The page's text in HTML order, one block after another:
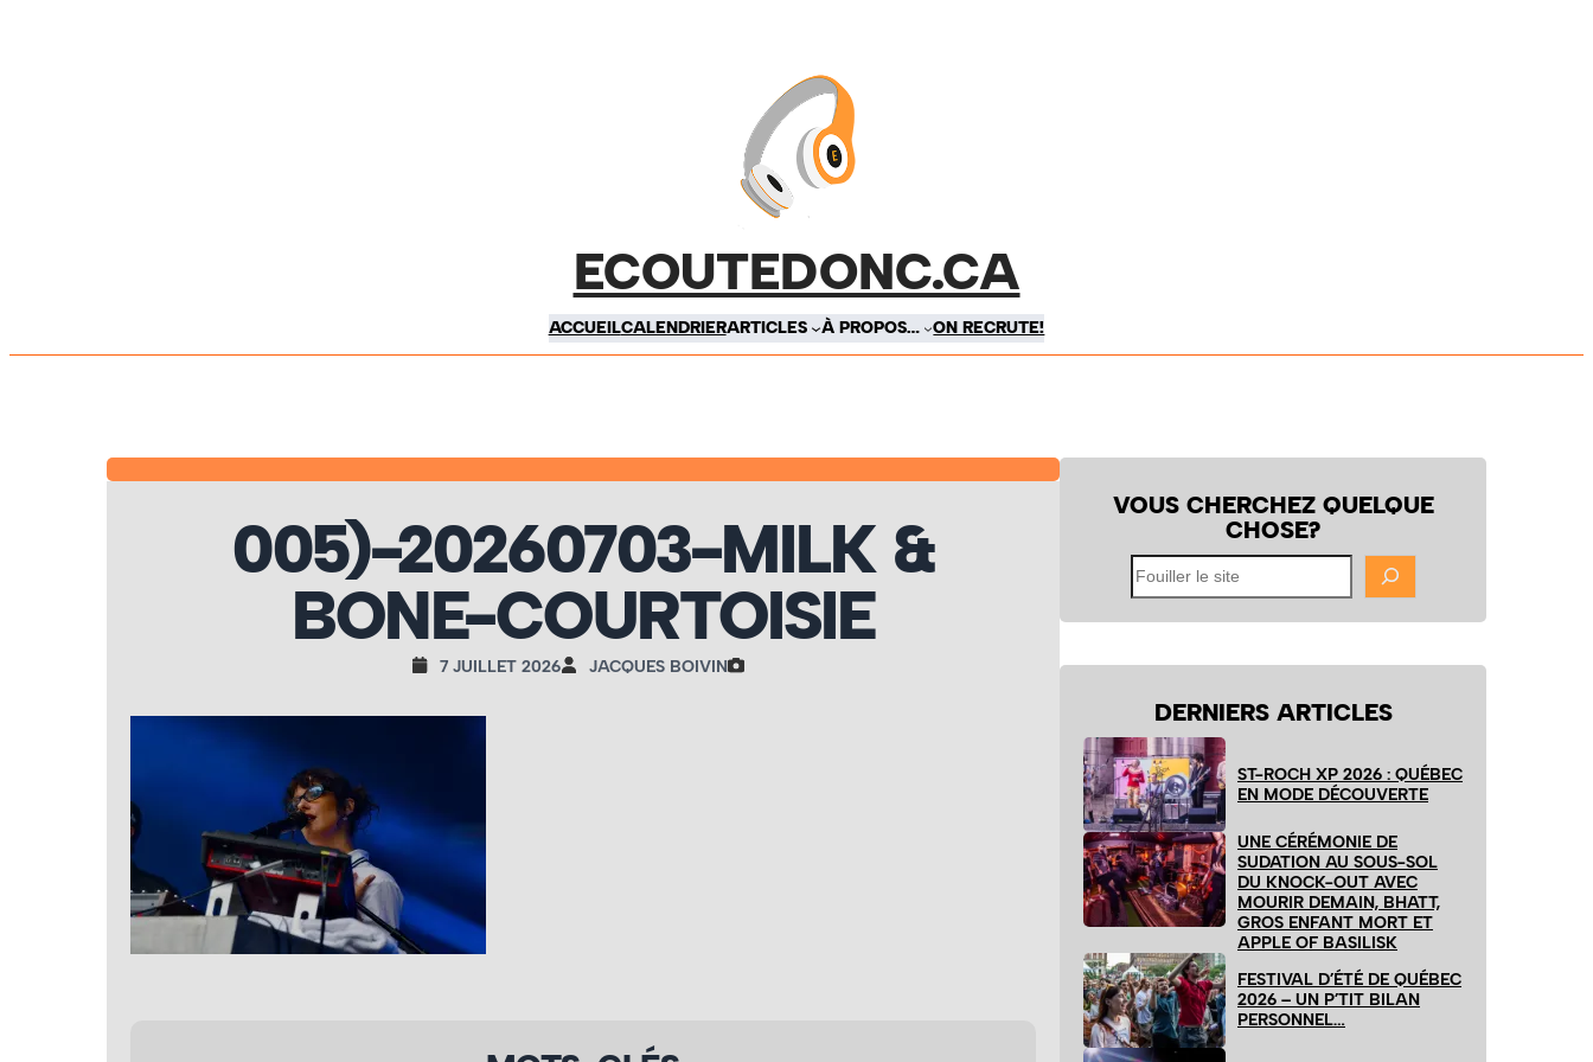
ECOUTEDONC.CA
ACCUEILCALENDRIERARTICLES À PROPOS… ON RECRUTE!
005)-20260703-MILK &
BONE-COURTOISIE
7 JUILLET 2026 JACQUES BOIVIN
VOUS CHERCHEZ QUELQUE
CHOSE?
Fouiller
le
site
DERNIERS ARTICLES
ST-ROCH XP 2026 : QUÉBEC
EN MODE DÉCOUVERTE
UNE CÉRÉMONIE DE
SUDATION AU SOUS-SOL
DU KNOCK-OUT AVEC
MOURIR DEMAIN, BHATT,
GROS ENFANT MORT ET
APPLE OF BASILISK
FESTIVAL D’ÉTÉ DE QUÉBEC
2026 – UN P’TIT BILAN
PERSONNEL…